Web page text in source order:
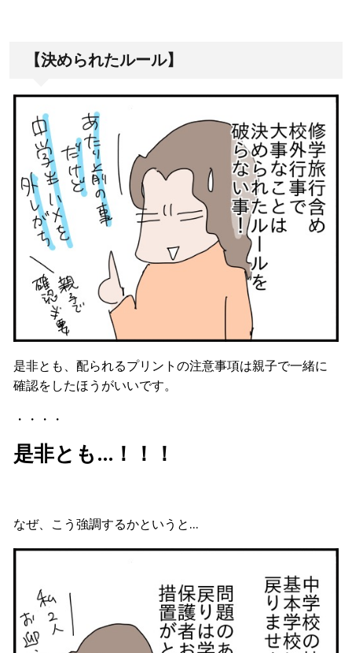
【決められたルール】
是非とも、配られるプリントの注意事項は親子で一緒に
確認をしたほうがいいです。
・・・・
是非とも…！！！
なぜ、こう強調するかというと…